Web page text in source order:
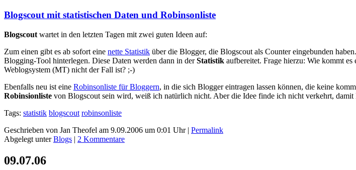
Blogscout mit statistischen Daten und Robinsonliste
Blogscout wartet in den letzten Tagen mit zwei guten Ideen auf:
Zum einen gibt es ab sofort eine nette Statistik über die Blogger, die Blogscout als Counter eingebunden
Blogging-Tool hinterlegen. Diese Daten werden dann in derStatistik aufbereitet. Frage hierzu: Wie kommt es
Weblogsystem (MT) nicht der Fall ist? ;-)
Ebenfalls neu ist eine Robinsonliste für Bloggern, in die sich Blogger eintragen lassen können, die keine
Robinsionliste von Blogscout sein wird, weiß ich natürlich nicht. Aber die Idee finde ich nicht verkehrt,
Tags: statistik blogscout robinsonliste
Geschrieben von Jan Theofel am 9.09.2006 um 0:01 Uhr | Permalink
Abgelegt unterBlogs | 2 Kommentare
09.07.06